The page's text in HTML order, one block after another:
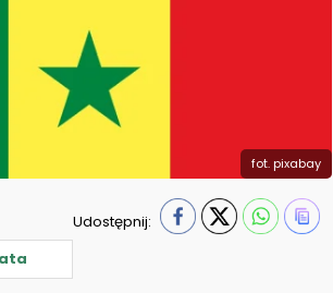
fot. pixabay
Udostępnij: